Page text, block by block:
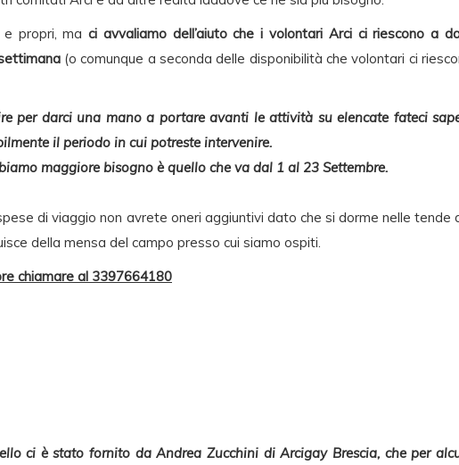
e propri, maci avvaliamo dell’aiuto che i volontari Arci ci riescono a
(o comunque a seconda delle disponibilità che volontari ci
per darci una mano a portare avanti le attività su elencate fateci
il periodo in cui potreste intervenire.
maggiore bisogno è quello che va dal 1 al 23 Settembre.
di viaggio non avrete oneri aggiuntivi dato che si dorme nelle tende
della mensa del campo presso cui siamo ospiti.
chiamare al 3397664180
ci è stato fornito da Andrea Zucchini di Arcigay Brescia, che per